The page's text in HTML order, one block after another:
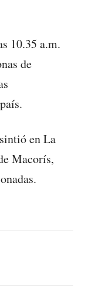
10.35 a.m.
de
en La
Macorís,